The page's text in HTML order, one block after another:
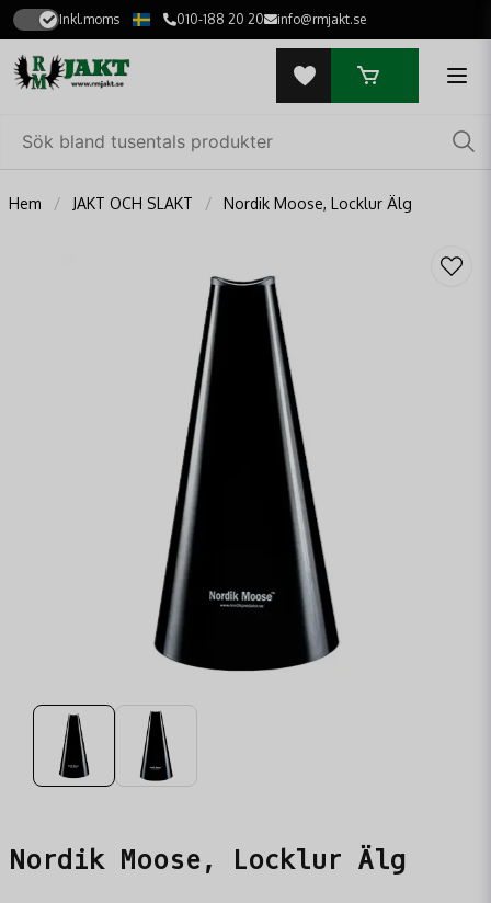
Inkl.moms 010-188 20 20 info@rmjakt.se
Hem JAKT OCH SLAKT Nordik Moose, Locklur Älg
Nordik Moose, Locklur Älg